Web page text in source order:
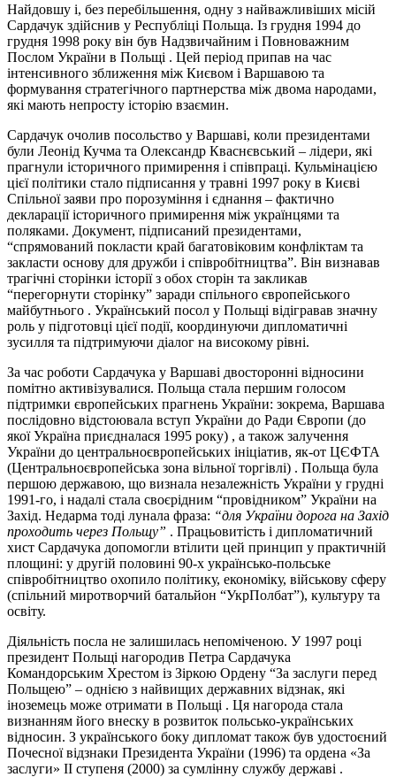
Найдовшу і, без перебільшення, одну з найважливіших місій
Сардачук здійснив у Республіці Польща. Із грудня 1994 до
грудня 1998 року він був Надзвичайним і Повноважним
Послом України в Польщі . Цей період припав на час
інтенсивного зближення між Києвом і Варшавою та
формування стратегічного партнерства між двома народами,
які мають непросту історію взаємин.
Сардачук очолив посольство у Варшаві, коли президентами
були Леонід Кучма та Олександр Кваснєвський – лідери, які
прагнули історичного примирення і співпраці. Кульмінацією
цієї політики стало підписання у травні 1997 року в Києві
Спільної заяви про порозуміння і єднання – фактично
декларації історичного примирення між українцями та
поляками. Документ, підписаний президентами,
“спрямований покласти край багатовіковим конфліктам та
закласти основу для дружби і співробітництва”. Він визнавав
трагічні сторінки історії з обох сторін та закликав
“перегорнути сторінку” заради спільного європейського
майбутнього . Український посол у Польщі відігравав значну
роль у підготовці цієї події, координуючи дипломатичні
зусилля та підтримуючи діалог на високому рівні.
За час роботи Сардачука у Варшаві двосторонні відносини
помітно активізувалися. Польща стала першим голосом
підтримки європейських прагнень України: зокрема, Варшава
послідовно відстоювала вступ України до Ради Європи (до
якої Україна приєдналася 1995 року) , а також залучення
України до центральноєвропейських ініціатив, як-от ЦЄФТА
(Центральноєвропейська зона вільної торгівлі) . Польща була
першою державою, що визнала незалежність України у грудні
1991-го, і надалі стала своєрідним “провідником” України на
Захід. Недарма тоді лунала фраза: “для України дорога на Захід
проходить через Польщу” . Працьовитість і дипломатичний
хист Сардачука допомогли втілити цей принцип у практичній
площині: у другій половині 90-х українсько-польське
співробітництво охопило політику, економіку, військову сферу
(спільний миротворчий батальйон “УкрПолбат”), культуру та
освіту.
Діяльність посла не залишилась непоміченою. У 1997 році
президент Польщі нагородив Петра Сардачука
Командорським Хрестом із Зіркою Ордену “За заслуги перед
Польщею” – однією з найвищих державних відзнак, які
іноземець може отримати в Польщі . Ця нагорода стала
визнанням його внеску в розвиток польсько-українських
відносин. З українського боку дипломат також був удостоєний
Почесної відзнаки Президента України (1996) та ордена «За
заслуги» ІІ ступеня (2000) за сумлінну службу державі .